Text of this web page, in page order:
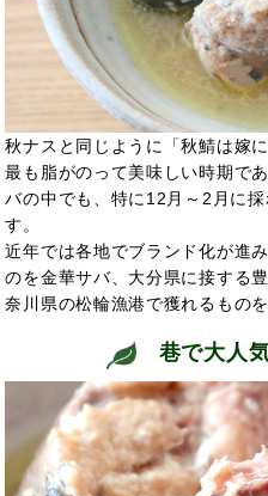
秋ナスと同じように「秋鯖は嫁
最も脂がのって美味しい時期で
バの中でも、特に12月～2月に
す。
近年では各地でブランド化が進
のを金華サバ、大分県に接する
奈川県の松輪漁港で獲れるもの
巷で大人